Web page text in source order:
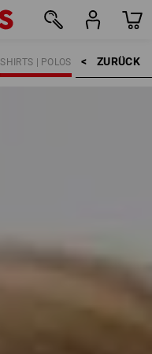
ZURÜCK    >
SHIRTS | POLOS